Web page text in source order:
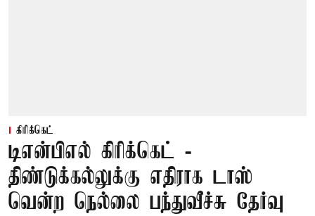
கிரிக்கெட்
டிஎன்பிஎல் கிரிக்கெட் -
திண்டுக்கல்லுக்கு எதிராக டாஸ்
வென்ற நெல்லை பந்துவீச்சு தேர்வு